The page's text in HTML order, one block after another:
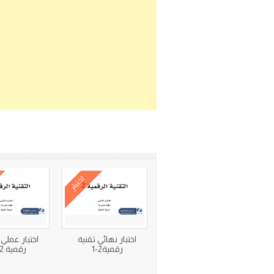
اختبار
اختبار نهائي تقنية
رقمية2-1
اختبار
رقمية 2-1